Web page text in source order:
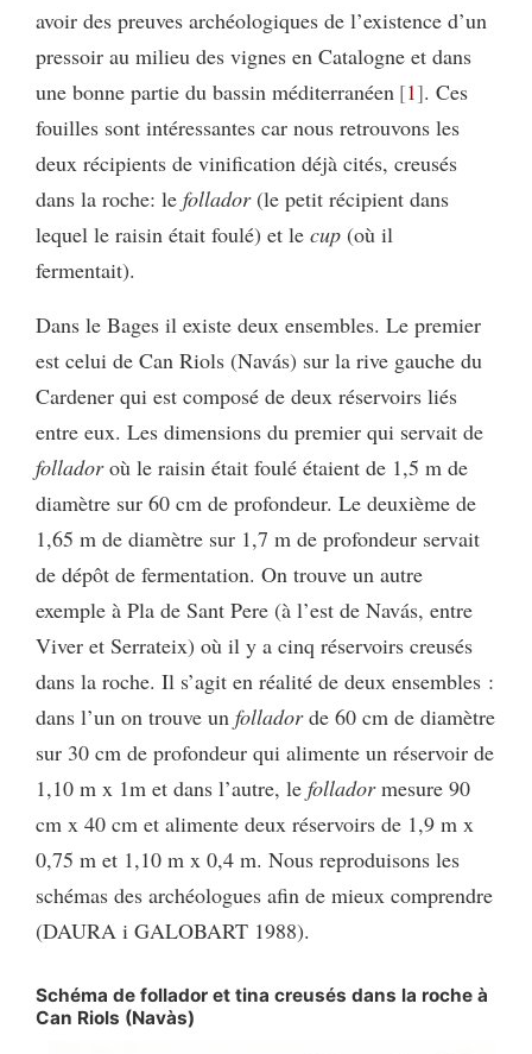
avoir des preuves archéologiques de l’existence d’un
pressoir au milieu des vignes en Catalogne et dans
une bonne partie du bassin méditerranéen 1 . Ces
fouilles sont intéressantes car nous retrouvons les
deux récipients de vinification déjà cités, creusés
dans la roche: le follador(le petit récipient dans
lequel le raisin était foulé) et le cup (où il
fermentait).
Dans le Bages il existe deux ensembles. Le premier
est celui de Can Riols (Navás) sur la rive gauche du
Cardener qui est composé de deux réservoirs liés
entre eux. Les dimensions du premier qui servait de
folladoroù le raisin était foulé étaient de 1,5 m de
diamètre sur 60 cm de profondeur. Le deuxième de
1,65 m de diamètre sur 1,7 m de profondeur servait
de dépôt de fermentation. On trouve un autre
exemple à Pla de Sant Pere (à l’est de Navás, entre
Viver et Serrateix) où il y a cinq réservoirs creusés
dans la roche. Il s’agit en réalité de deux ensembles :
dans l’un on trouve un folladorde 60 cm de diamètre
sur 30 cm de profondeur qui alimente un réservoir de
1,10 m x 1m et dans l’autre, le folladormesure 90
cm x 40 cm et alimente deux réservoirs de 1,9 m x
0,75 m et 1,10 m x 0,4 m. Nous reproduisons les
schémas des archéologues afin de mieux comprendre
(DAURA i GALOBART 1988).
Schéma de follador et tina creusés dans la roche à
Can Riols (Navàs)